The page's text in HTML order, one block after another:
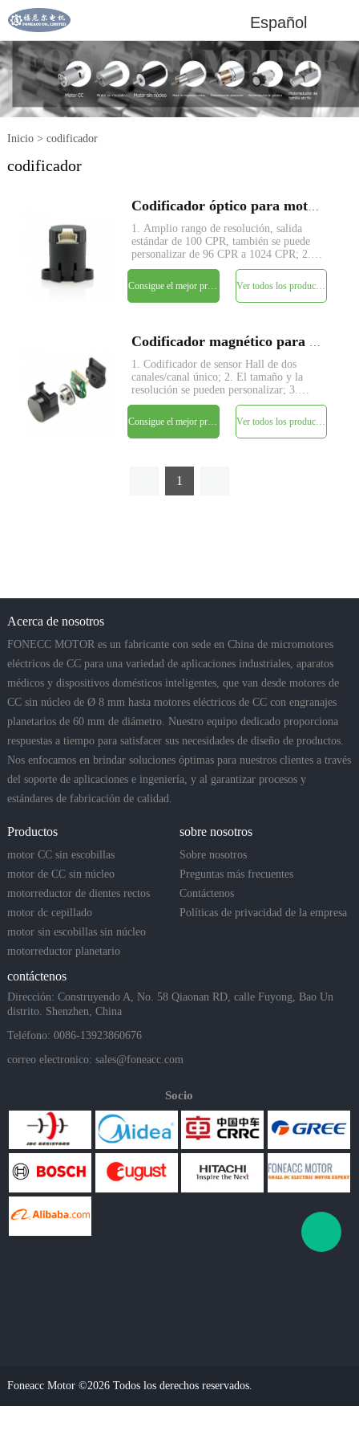
Español
Inicio> codificador
codificador
1. Amplio rango de resolución, salida
estándar de 100 CPR, también se puede
personalizar de 96 CPR a 1024 CPR; 2.
Fuente de alimentación única de 5 V, no
requiere ajuste de señal, salida de
cuadratura de dos canales; 3. Compatible
con TTL; 4. Cuente la
Ver todos los productos
1. Codificador de sensor Hall de dos
canales/canal único; 2. El tamaño y la
resolución se pueden personalizar; 3.
Salida digital de corriente de consumo; 4.
Alta frecuencia de reflexión de 0 kHz a
100 kHz; 5. Rango de temperatura de
-40°C a 125°C.
Ver todos los productos
1
Acerca de nosotros
FONECC MOTOR es un fabricante con sede en China de micromotores
eléctricos de CC para una variedad de aplicaciones industriales, aparatos
médicos y dispositivos domésticos inteligentes, que van desde motores de
CC sin núcleo de Ø 8 mm hasta motores eléctricos de CC con engranajes
planetarios de 60 mm de diámetro. Nuestro equipo dedicado proporciona
respuestas a tiempo para satisfacer sus necesidades de diseño de productos.
Nos enfocamos en brindar soluciones óptimas para nuestros clientes a través
del soporte de aplicaciones e ingeniería, y al garantizar procesos y
estándares de fabricación de calidad.
Productos
motor CC sin escobillas
motor de CC sin núcleo
motorreductor de dientes rectos
motor dc cepillado
motor sin escobillas sin núcleo
motorreductor planetario
sobre nosotros
Sobre nosotros
Preguntas más frecuentes
Contáctenos
Políticas de privacidad de la empresa
contáctenos
Dirección: Construyendo A, No. 58 Qiaonan RD, calle Fuyong, Bao Un
distrito. Shenzhen, China
Teléfono: 0086-13923860676
correo electronico: sales@foneacc.com
Socio
Foneacc Motor ©2026 Todos los derechos reservados.